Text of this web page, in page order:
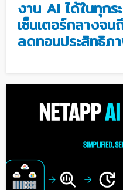
งาน AI ได้ในทุก
เซ็นเตอร์กลางจน
ลดทอนประสิทธิภ